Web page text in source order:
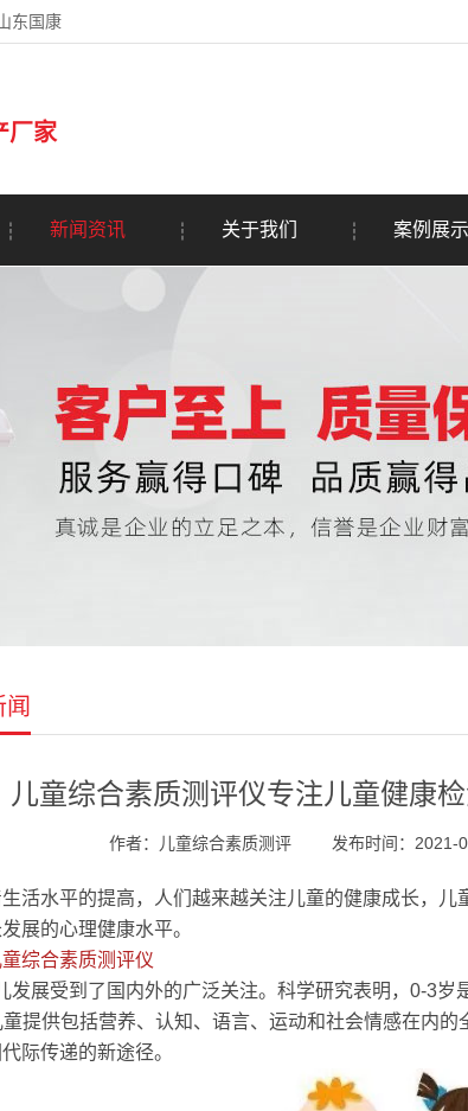
东国康
厂家
新闻资讯 关于我们 案例展示
儿童综合素质测评仪专注儿童健康
作者：儿童综合素质测评 发布时间：2021-
生活水平的提高，人们越来越关注儿童的健康成长，
展的心理健康水平。
童综合素质测评仪
发展受到了国内外的广泛关注。科学研究表明，0-3
提供包括营养、认知、语言、运动和社会情感在内
际传递的新途径。